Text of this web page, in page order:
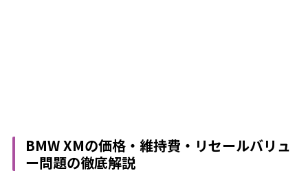
BMW XMの価格・維持費・リセールバリュ
ー問題の徹底解説